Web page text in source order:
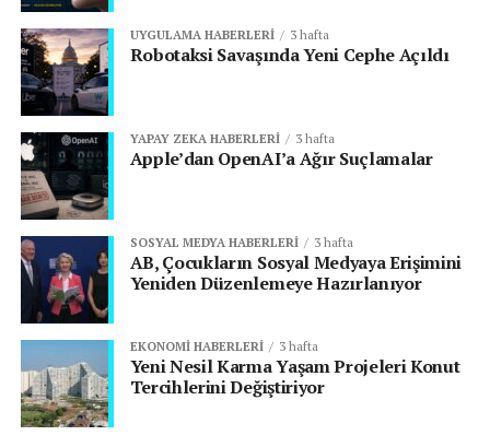
UYGULAMA HABERLERI 3 hafta
Robotaksi Savaşında Yeni Cephe Açıldı
YAPAY ZEKA HABERLERI 3 hafta
Apple’dan OpenAI’a Ağır Suçlamalar
SOSYAL MEDYA HABERLERI 3 hafta
AB, Çocukların Sosyal Medyaya Erişimini
Yeniden Düzenlemeye Hazırlanıyor
EKONOMI HABERLERI 3 hafta
Yeni Nesil Karma Yaşam Projeleri Konut
Tercihlerini Değiştiriyor